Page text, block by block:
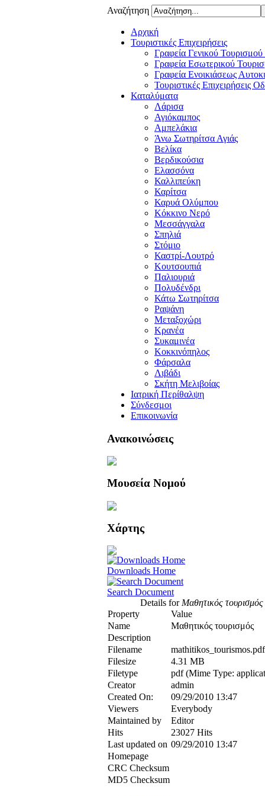
Αναζήτηση
Αρχική
Τουριστικές Επιχειρήσεις
Γραφεία Γενικού
Γραφεία Εσωτερικού
Γραφεία Ενοικιάσεως
Τουριστικές
Καταλύματα
Λάρισα
Αγιόκαμπος
Αμπελάκια
Άνω Σωτηρίτσα Αγιάς
Βελίκα
Βερδικούσια
Ελασσόνα
Καλλιπεύκη
Καρίτσα
Καρυά Ολύμπου
Κόκκινο Νερό
Μεσσάγγαλα
Σπηλιά
Στόμιο
Καστρί-Λουτρό
Κουτσουπιά
Παλιουριά
Πολυδένδρι
Κάτω Σωτηρίτσα
Ραψάνη
Μεταξοχώρι
Κρανέα
Συκαμινέα
Κοκκινόπηλος
Φάρσαλα
Λιβάδι
Σκήτη Μελιβοίας
Ιατρική Περίθαλψη
Σύνδεσμοι
Επικοινωνία
Ανακοινώσεις
Μουσεία Νομού
Χάρτης
Downloads Home
Search Document
Details forΜαθητικός τουρισμός
Property
Value
Name
Μαθητικός τουρισμός
Description
Filename
mathitikos_tourismos.pdf
Filesize
4.31 MB
Filetype
pdf (Mime Type:
Creator
admin
Created On:
09/29/2010 13:47
Viewers
Everybody
Maintained by
Editor
Hits
23027 Hits
Last updated on 09/29/2010 13:47
Homepage
CRC Checksum
MD5 Checksum